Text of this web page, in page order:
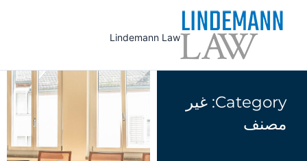
Lindemann Law
Category: غير
مصنف